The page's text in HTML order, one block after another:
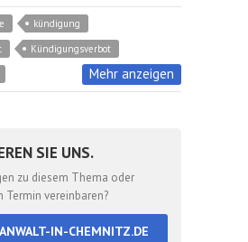
kündigung
Kündigungsverbot
Mehr anzeigen
SIE UNS.
zu diesem Thema oder
Termin vereinbaren?
IN-CHEMNITZ.DE